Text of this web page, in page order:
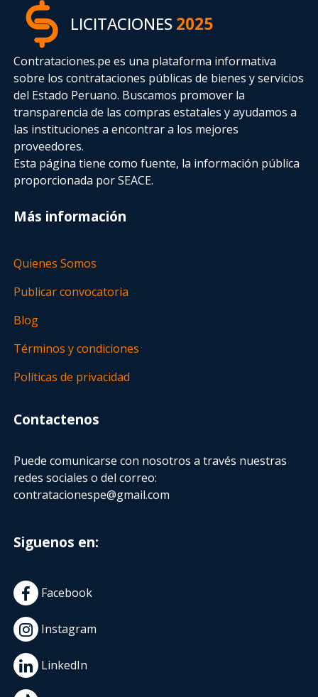
LICITACIONES2025
Contrataciones.pe es una plataforma informativa
sobre los contrataciones públicas de bienes y servicios
del Estado Peruano. Buscamos promover la
transparencia de las compras estatalesy ayudamos a
las instituciones a encontrar a los mejores
proveedores.
Esta página tiene como fuente, la información pública
proporcionada por SEACE.
Más información
Quienes Somos
Publicar convocatoria
Blog
Términos y condiciones
Políticas de privacidad
Contactenos
Puede comunicarse con nosotros a través nuestras
redes sociales o del correo:
contratacionespe@gmail.com
Siguenos en:
Facebook
Instagram
LinkedIn